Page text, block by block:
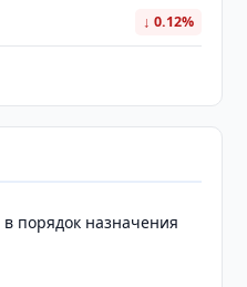
↓ 0.12%
порядок назначения